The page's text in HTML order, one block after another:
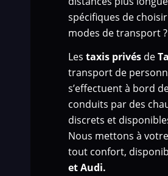
spécifiques de
modes de transport
Lestaxis privés de
transport de
s’effectuent à bord
conduits par des
discrets et
Nous mettons à
tout confort,
et Audi.